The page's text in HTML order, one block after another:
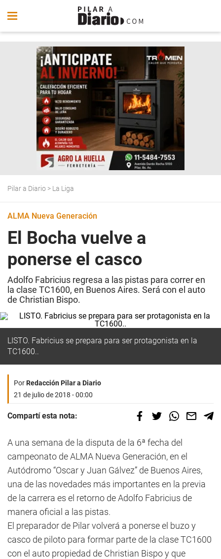
Pilar a Diario > La Liga
ALMA Nueva Generación
El Bocha vuelve a
ponerse el casco
Adolfo Fabricius regresa a las pistas para correr en
la clase TC1600, en Buenos Aires. Será con el auto
de Christian Bispo.
LISTO. Fabricius se prepara para ser protagonista en la
TC1600..
PorRedacción Pilar a Diario
21 de julio de 2018 - 00:00
Compartí esta nota:
A una semana de la disputa de la 6ª fecha del
campeonato de ALMA Nueva Generación, en el
Autódromo “Oscar y Juan Gálvez” de Buenos Aires,
una de las novedades más importantes en la previa
de la carrera es el retorno de Adolfo Fabricius de
manera oficial a las pistas.
El preparador de Pilar volverá a ponerse el buzo y
casco de piloto para formar parte de la clase TC1600
con el auto propiedad de Christian Bispo y que